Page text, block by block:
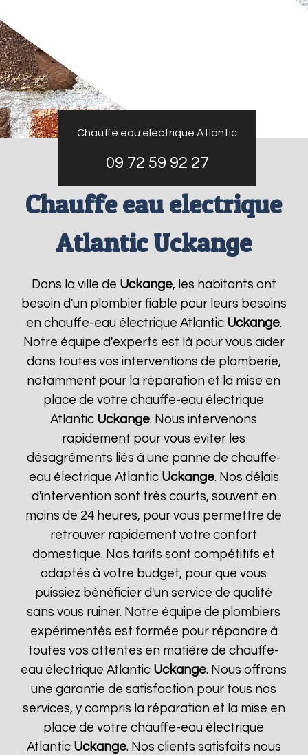
Chauffe eau electrique Atlantic
09 72 59 92 27
Chauffe eau electrique
Atlantic Uckange
Dans la ville de Uckange, les habitants ont
besoin d'un plombier fiable pour leurs besoins
en chauffe-eau électrique Atlantic Uckange.
Notre équipe d'experts est là pour vous aider
dans toutes vos interventions de plomberie,
notamment pour la réparation et la mise en
place de votre chauffe-eau électrique
Atlantic Uckange. Nous intervenons
rapidement pour vous éviter les
désagréments liés à une panne de chauffe-
eau électrique Atlantic Uckange. Nos délais
d'intervention sont très courts, souvent en
moins de 24 heures, pour vous permettre de
retrouver rapidement votre confort
domestique. Nos tarifs sont compétitifs et
adaptés à votre budget, pour que vous
puissiez bénéficier d'un service de qualité
sans vous ruiner. Notre équipe de plombiers
expérimentés est formée pour répondre à
toutes vos attentes en matière de chauffe-
eau électrique Atlantic Uckange. Nous offrons
une garantie de satisfaction pour tous nos
services, y compris la réparation et la mise en
place de votre chauffe-eau électrique
Atlantic Uckange. Nos clients satisfaits nous